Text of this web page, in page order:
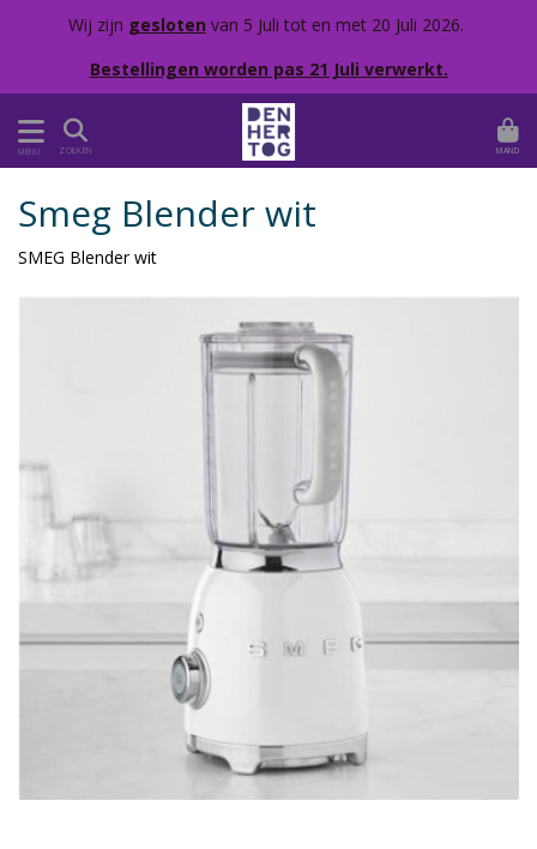
Wij zijn gesloten van 5 Juli tot en met 20 Juli 2026.
Bestellingen worden pas 21 Juli verwerkt.
MENU ZOEKEN MAND
Smeg Blender wit
SMEG Blender wit